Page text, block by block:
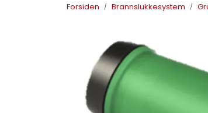
Forsiden Brannslukkesystem